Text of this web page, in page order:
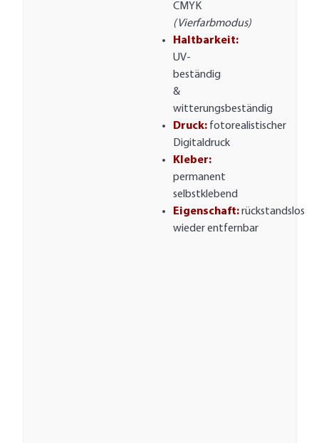
CMYK
(Vierfarbmodus)
Haltbarkeit:
UV-
beständig
&
witterungsbeständig
Druck: fotorealistischer
Digitaldruck
Kleber:
permanent
selbstklebend
Eigenschaft:rückstandslos
wieder entfernbar